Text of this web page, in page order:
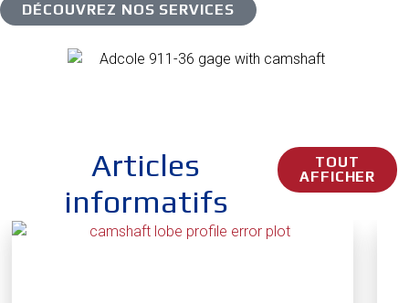
DÉCOUVREZ NOS SERVICES
Articles
informatifs
TOUT
AFFICHER